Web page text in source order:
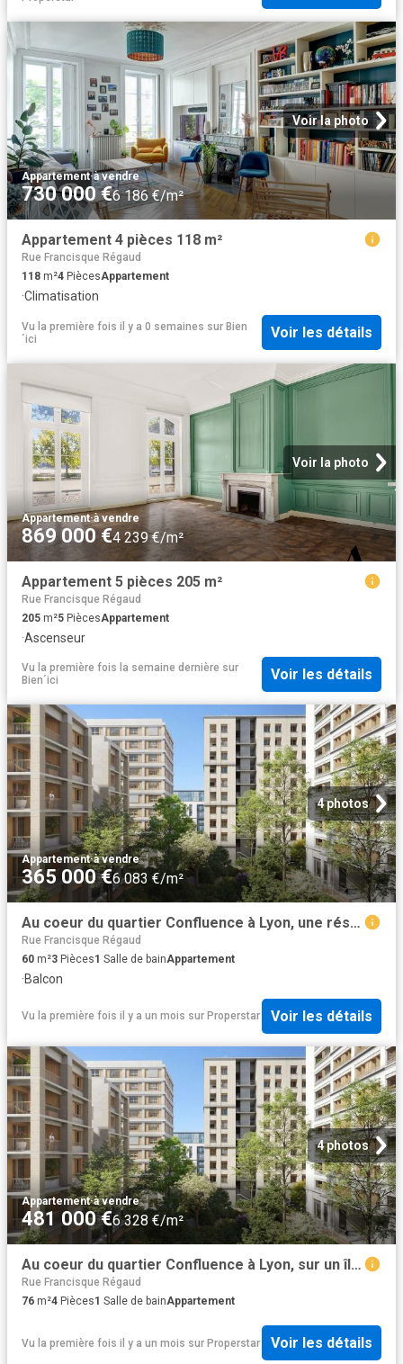
Voir la photo
Appartement·à vendre
730 000 €6 186 €/m²
Appartement 4 pièces 118 m²
Rue Francisque Régaud
118 m²4 PiècesAppartement
·Climatisation
Vu la première fois il y a 0 semaines sur Bien
´ici
Voir les détails
Voir la photo
Appartement·à vendre
869 000 €4 239 €/m²
Appartement 5 pièces 205 m²
Rue Francisque Régaud
205 m²5 PiècesAppartement
·Ascenseur
Vu la première fois la semaine dernière sur
Bien´ici
Voir les détails
4 photos
Appartement·à vendre
365 000 €6 083 €/m²
Au coeur du quartier Confluence à Lyon, une résidence végétalisée dans l'air du temps
Rue Francisque Régaud
60 m²3 Pièces1 Salle de bainAppartement
·Balcon
Vu la première fois il y a un mois sur Properstar Voir les détails
4 photos
Appartement·à vendre
481 000 €6 328 €/m²
Au coeur du quartier Confluence à Lyon, sur un îlot de verdure
Rue Francisque Régaud
76 m²4 Pièces1 Salle de bainAppartement
Vu la première fois il y a un mois sur Properstar Voir les détails